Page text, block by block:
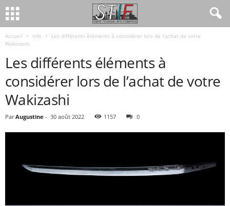
Accueil Info
Les différents éléments à considérer lors de l’achat de votre
Wakizashi
Les différents éléments à
considérer lors de l’achat de votre
Wakizashi
Par Augustine - 30 août 2022 1157 0